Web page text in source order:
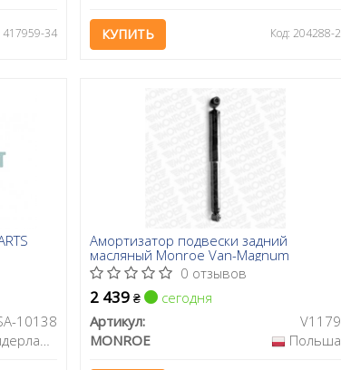
417959-34 КУПИТЬ Код: 204288-2
10138
Амортизатор подвески задний
масляный Monroe Van-Magnum
0 отзывов
2 439 ₴
сегодня
Артикул:
V1179
MONROE
Польша